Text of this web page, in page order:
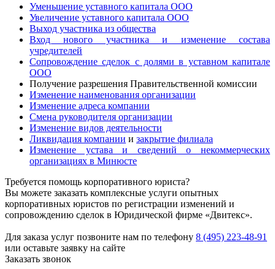
Уменьшение уставного капитала ООО
Увеличение уставного капитала ООО
Выход участника из общества
Вход нового участника и изменение состава
учредителей
Сопровождение сделок с долями в уставном капитале
ООО
Получение разрешения Правительственной комиссии
Изменение наименования организации
Изменение адреса компании
Смена руководителя организации
Изменение видов деятельности
Ликвидация компании и закрытие филиала
Изменение устава и сведений о некоммерческих
организациях в Минюсте
Требуется помощь корпоративного юриста?
Вы можете заказать комплексные услуги опытных
корпоративных юристов по регистрации изменений и
сопровождению сделок в Юридической фирме «Двитекс».
Для заказа услуг позвоните нам по телефону 8 (495) 223-48-91
или оставьте заявку на сайте
Заказать звонок